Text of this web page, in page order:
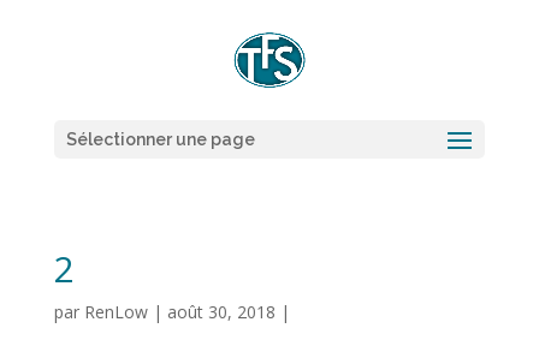
Sélectionner une page
2
par RenLow| août 30, 2018 |